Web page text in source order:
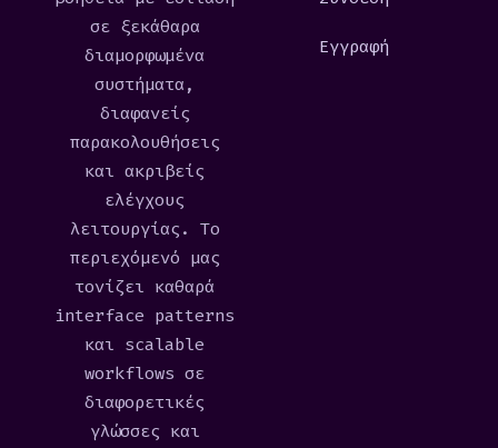
σε ξεκάθαρα
διαμορφωμένα
συστήματα,
διαφανείς
παρακολουθήσεις
και ακριβείς
ελέγχους
λειτουργίας. Το
περιεχόμενό μας
τονίζει καθαρά
interface patterns
και scalable
workflows σε
διαφορετικές
γλώσσες και
Εγγραφή